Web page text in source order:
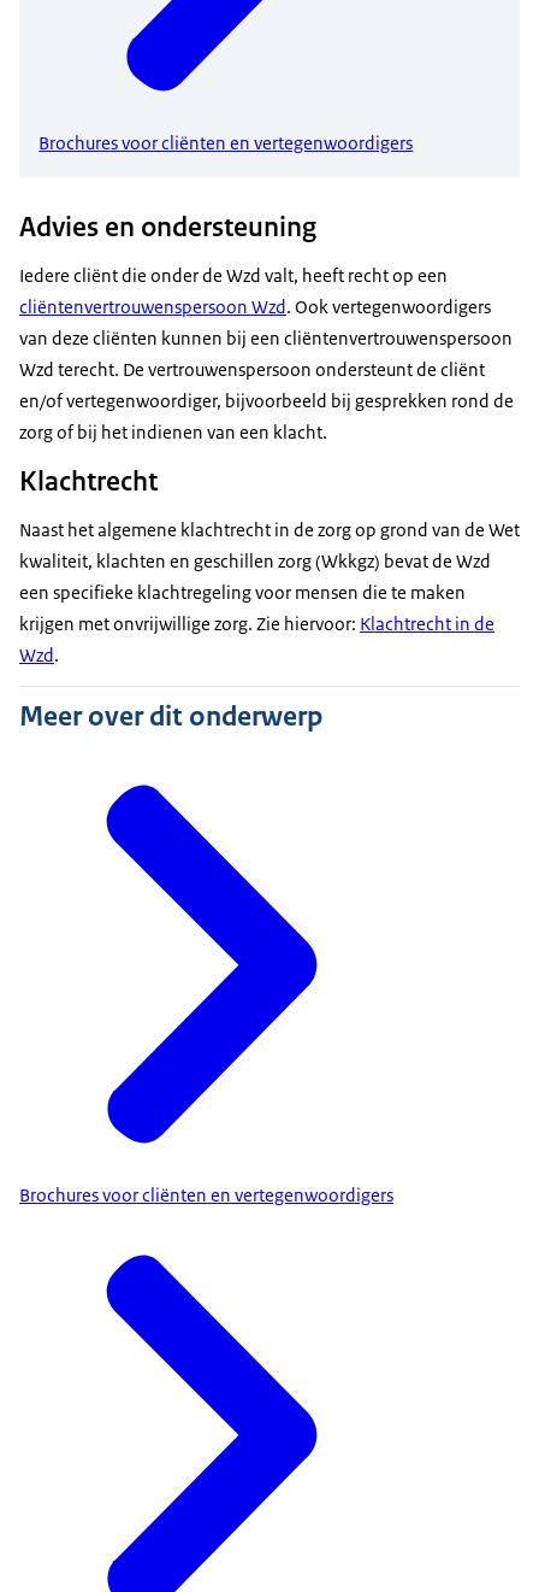
Brochures voor cliënten en vertegenwoordigers
Advies en ondersteuning
Iedere cliënt die onder de Wzd valt, heeft recht op een
cliëntenvertrouwenspersoon Wzd. Ook vertegenwoordigers
van deze cliënten kunnen bij een cliëntenvertrouwenspersoon
Wzd terecht. De vertrouwenspersoon ondersteunt de cliënt
en/of vertegenwoordiger, bijvoorbeeld bij gesprekken rond de
zorg of bij het indienen van een klacht.
Klachtrecht
Naast het algemene klachtrecht in de zorg op grond van de Wet
kwaliteit, klachten en geschillen zorg (Wkkgz) bevat de Wzd
een specifieke klachtregeling voor mensen die te maken
krijgen met onvrijwillige zorg. Zie hiervoor: Klachtrecht in de
Wzd.
Meer over dit onderwerp
Brochures voor cliënten en vertegenwoordigers